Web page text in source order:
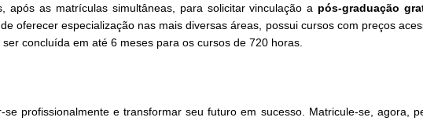
as matrículas simultâneas, para solicitar vinculação a pós-graduação
de oferecer especialização nas mais diversas áreas, possui cursos com preços
concluída em até 6 meses para os cursos de 720 horas.
profissionalmente e transformar seu futuro em sucesso. Matricule-se, agora,